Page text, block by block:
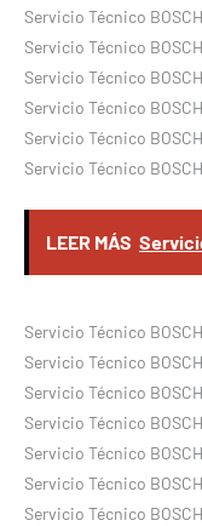
Servicio Técnico
Servicio Técnico
Servicio Técnico
Servicio Técnico
Servicio Técnico
Servicio Técnico
LEER MÁS
Servicio Técnico
Servicio Técnico
Servicio Técnico
Servicio Técnico
Servicio Técnico
Servicio Técnico
Servicio Técnico